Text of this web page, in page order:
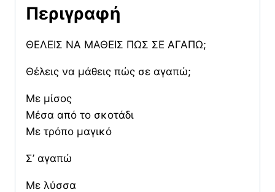
Περιγραφή
ΘΕΛΕΙΣ ΝΑ ΜΑΘΕΙΣ ΠΩΣ ΣΕ ΑΓΑΠΩ;
Θέλεις να μάθεις πώς σε αγαπώ;
Με μίσος
Μέσα από το σκοτάδι
Με τρόπο μαγικό
Σ’ αγαπώ
Με λύσσα